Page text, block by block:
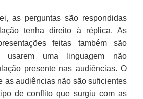
as perguntas são respondidas
tenha direito à réplica. As
feitas também são
usarem uma linguagem não
presente nas audiências. O
as audiências não são suficientes
de conflito que surgiu com as